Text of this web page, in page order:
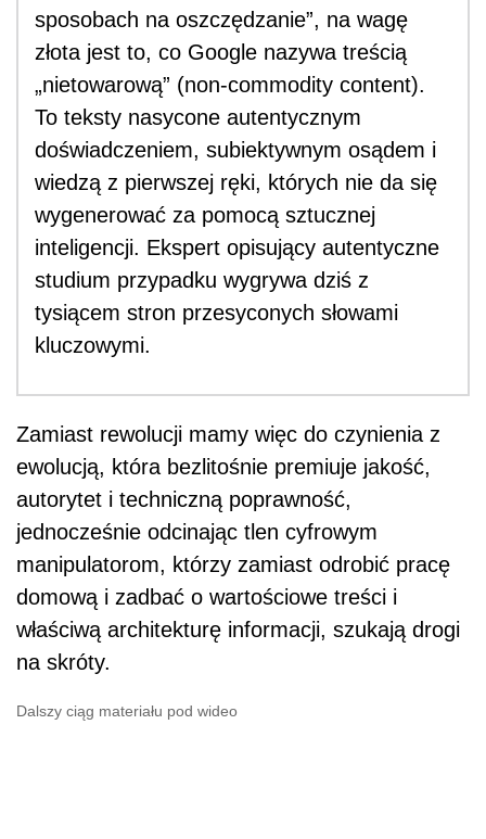
sposobach na oszczędzanie”, na wagę
złota jest to, co Google nazywa treścią
„nietowarową” (non-commodity content).
To teksty nasycone autentycznym
doświadczeniem, subiektywnym osądem i
wiedzą z pierwszej ręki, których nie da się
wygenerować za pomocą sztucznej
inteligencji. Ekspert opisujący autentyczne
studium przypadku wygrywa dziś z
tysiącem stron przesyconych słowami
kluczowymi.
Zamiast rewolucji mamy więc do czynienia z
ewolucją, która bezlitośnie premiuje jakość,
autorytet i techniczną poprawność,
jednocześnie odcinając tlen cyfrowym
manipulatorom, którzy zamiast odrobić pracę
domową i zadbać o wartościowe treści i
właściwą architekturę informacji, szukają drogi
na skróty.
Dalszy ciąg materiału pod wideo